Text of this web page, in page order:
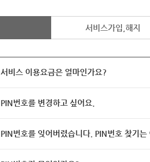
서비스가입,해지
서비스 이용요금은 얼마인가요?
PIN번호를 변경하고 싶어요.
PIN번호를 잊어버렸습니다. PIN번호 찾기는